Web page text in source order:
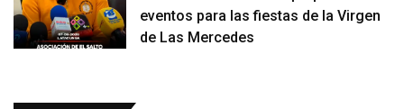
eventos para las fiestas de la Virgen
de Las Mercedes